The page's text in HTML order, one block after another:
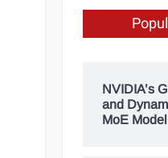
NVIDIA’s
and
MoE